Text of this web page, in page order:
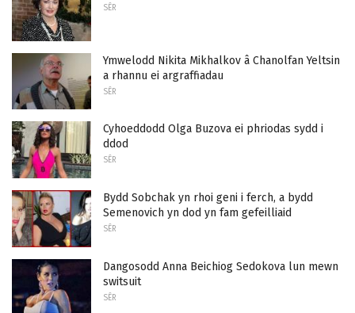
SÊR
Ymwelodd Nikita Mikhalkov â Chanolfan Yeltsin
a rhannu ei argraffiadau
SÊR
Cyhoeddodd Olga Buzova ei phriodas sydd i
ddod
SÊR
Bydd Sobchak yn rhoi geni i ferch, a bydd
Semenovich yn dod yn fam gefeilliaid
SÊR
Dangosodd Anna Beichiog Sedokova lun mewn
switsuit
SÊR